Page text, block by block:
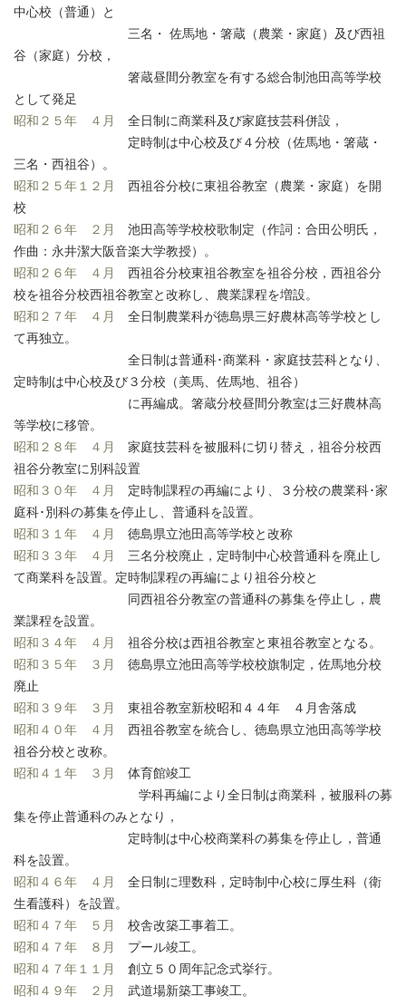
中心校（普通）と
三名・ 佐馬地・箸蔵（農業・家庭）及び西祖
谷（家庭）分校，
箸蔵昼間分教室を有する総合制池田高等学校
として発足
昭和２５年 ４月
全日制に商業科及び家庭技芸科併設，
定時制は中心校及び４分校（佐馬地・箸蔵・
三名・西祖谷）。
昭和２５年１２月
西祖谷分校に東祖谷教室（農業・家庭）を開
校
昭和２６年 ２月
池田高等学校校歌制定（作詞：合田公明氏，
作曲：永井潔大阪音楽大学教授）。
昭和２６年 ４月
西祖谷分校東祖谷教室を祖谷分校，西祖谷分
校を祖谷分校西祖谷教室と改称し、農業課程を増設。
昭和２７年 ４月
全日制農業科が徳島県三好農林高等学校とし
て再独立。
全日制は普通科･商業科・家庭技芸科となり、
定時制は中心校及び３分校（美馬、佐馬地、祖谷）
に再編成。箸蔵分校昼間分教室は三好農林高
等学校に移管。
昭和２８年 ４月
家庭技芸科を被服科に切り替え，祖谷分校西
祖谷分教室に別科設置
昭和３０年 ４月
定時制課程の再編により、３分校の農業科･家
庭科･別科の募集を停止し、普通科を設置。
昭和３１年 ４月
徳島県立池田高等学校と改称
昭和３３年 ４月
三名分校廃止，定時制中心校普通科を廃止し
て商業科を設置。定時制課程の再編により祖谷分校と
同西祖谷分教室の普通科の募集を停止し，農
業課程を設置。
昭和３４年 ４月
祖谷分校は西祖谷教室と東祖谷教室となる。
昭和３５年 ３月
徳島県立池田高等学校校旗制定，佐馬地分校
廃止
昭和３９年 ３月
東祖谷教室新校昭和４４年 ４月舎落成
昭和４０年 ４月
西祖谷教室を統合し、徳島県立池田高等学校
祖谷分校と改称。
昭和４１年 ３月
体育館竣工
学科再編により全日制は商業科，被服科の募
集を停止普通科のみとなり，
定時制は中心校商業科の募集を停止し，普通
科を設置。
昭和４６年 ４月
全日制に理数科，定時制中心校に厚生科（衛
生看護科）を設置。
昭和４７年 ５月
校舎改築工事着工。
昭和４７年 ８月
プール竣工。
昭和４７年１１月
創立５０周年記念式挙行。
昭和４９年 ２月
武道場新築工事竣工。